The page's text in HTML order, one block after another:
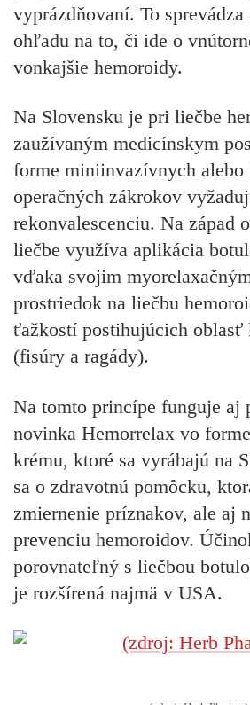
vyprázdňovaní. To sprevádza
ohľadu na to, či ide o
vonkajšie hemoroidy.
Na Slovensku je pri liečbe
zaužívaným medicínskym
forme miniinvazívnych
operačných zákrokov
rekonvalescenciu. Na západ
liečbe využíva aplikácia
vďaka svojim
prostriedok na liečbu
ťažkostí postihujúcich oblasť
(fisúry a ragády).
Na tomto princípe funguje aj
novinka Hemorrelax vo
krému, ktoré sa vyrábajú na
sa o zdravotnú pomôcku,
zmiernenie príznakov, ale aj
prevenciu hemoroidov.
porovnateľný s liečbou
je rozšírená najmä v USA.